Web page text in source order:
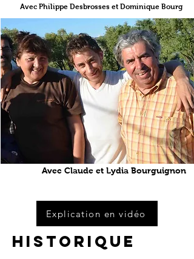
Avec Philippe Desbrosses et Dominique Bourg
Avec Claude et Lydia Bourguignon
Explication en vidéo
Historique